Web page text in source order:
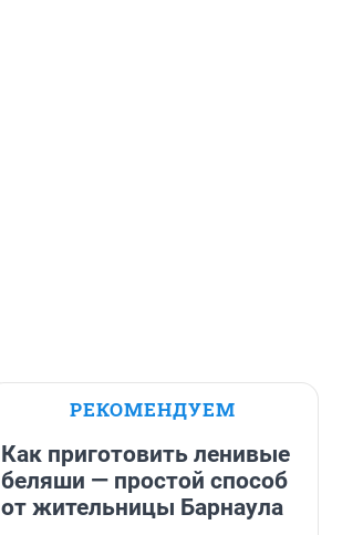
РЕКОМЕНДУЕМ
Как приготовить ленивые
беляши — простой способ
от жительницы Барнаула